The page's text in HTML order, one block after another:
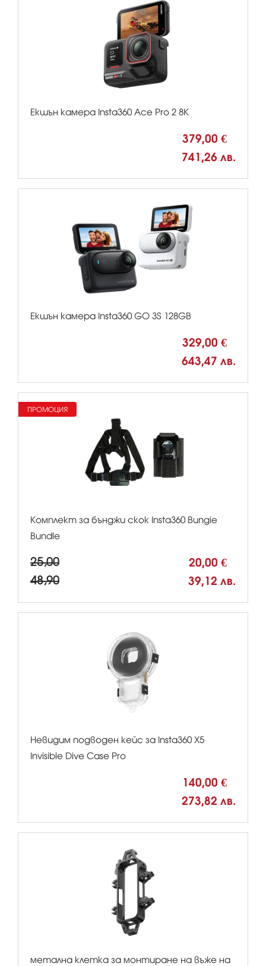
Екшън камера Insta360 Ace Pro 2 8K
379,00 €
741,26 лв.
Екшън камера Insta360 GO 3S 128GB
329,00 €
643,47 лв.
Комплект за бънджи скок Insta360 Bungie
Bundle
25,00 20,00 €
48,90 39,12 лв.
ПРОМОЦИЯ
Невидим подводен кейс за Insta360 X5
Invisible Dive Case Pro
140,00 €
273,82 лв.
метална клетка за монтиране на въже на